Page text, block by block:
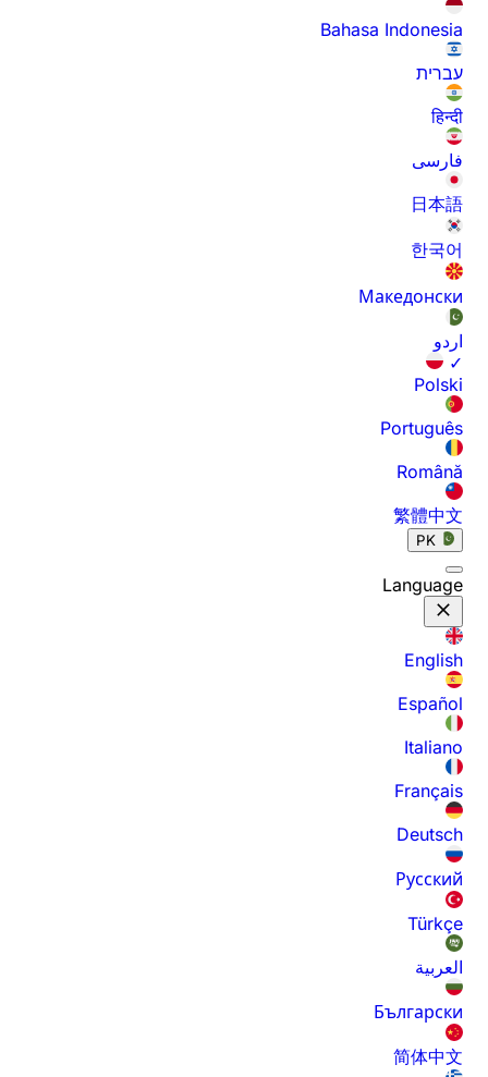
Bahasa Indonesia
עברית
हिन्दी
فارسی
日本語
한국어
Македонски
اردو
✓
Polski
Português
Română
繁體中文
PK
Language
English
Español
Italiano
Français
Deutsch
Русский
Türkçe
العربية
Български
简体中文